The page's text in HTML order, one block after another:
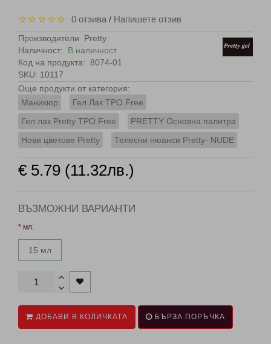
0 отзива / Напишете отзив
Производители
Pretty
Наличност: В наличност
Код на продукта: 8074-01
SKU: 10117
Още продукти от категория:
Маникюр
Гел Лак TPO Free
Гел лак Pretty TPO Free
PRETTY Основна палитра
Нови цветове Pretty
Телесни нюанси Pretty- NUDE
€ 5.79 (11.32лв.)
ВЪЗМОЖНИ ВАРИАНТИ
мл.
15 мл
ДОБАВИ В КОЛИЧКАТА БЪРЗА ПОРЪЧКА